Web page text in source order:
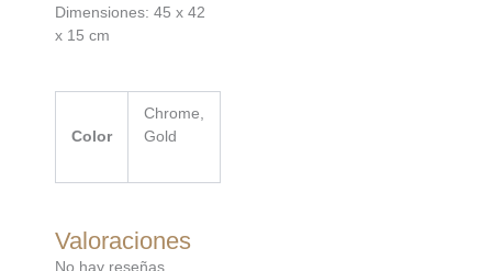
Dimensiones: 45 x 42
x 15 cm
Color
Chrome,
Gold
Valoraciones
No hay reseñas